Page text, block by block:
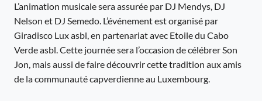
L’animation musicale sera assurée par DJ Mendys, DJ
Nelson et DJ Semedo. L’événement est organisé par
Giradisco Lux asbl, en partenariat avec Etoile du Cabo
Verde asbl. Cette journée sera l’occasion de célébrer Son
Jon, mais aussi de faire découvrir cette tradition aux amis
de la communauté capverdienne au Luxembourg.